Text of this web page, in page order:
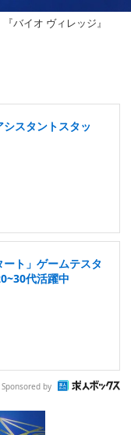
バイオ ヴィレッジ』
スタントスタッ
ート」ゲームテスタ
代活躍中
Sponsored by